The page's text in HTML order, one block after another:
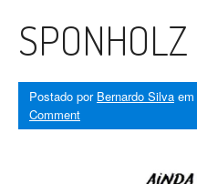
SPONHOLZ
Postado por Bernardo Silva em
Comment